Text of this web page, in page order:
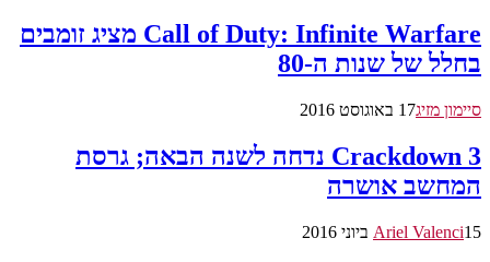
Call of Duty: Infinite Warfare מציג זומבים
בחלל של שנות ה-80
סיימון מזיג17 באוגוסט 2016
Crackdown 3 נדחה לשנה הבאה; גרסת
המחשב אושרה
Ariel Valenci15 ביוני 2016